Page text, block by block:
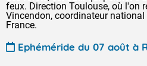
feux. Direction Toulouse, où l'on
Vincendon, coordinateur
France.
Ephéméride du 07 août à